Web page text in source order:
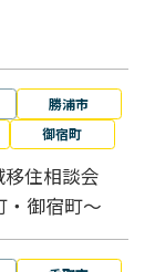
勝浦市
御宿町
住相談会
御宿町～